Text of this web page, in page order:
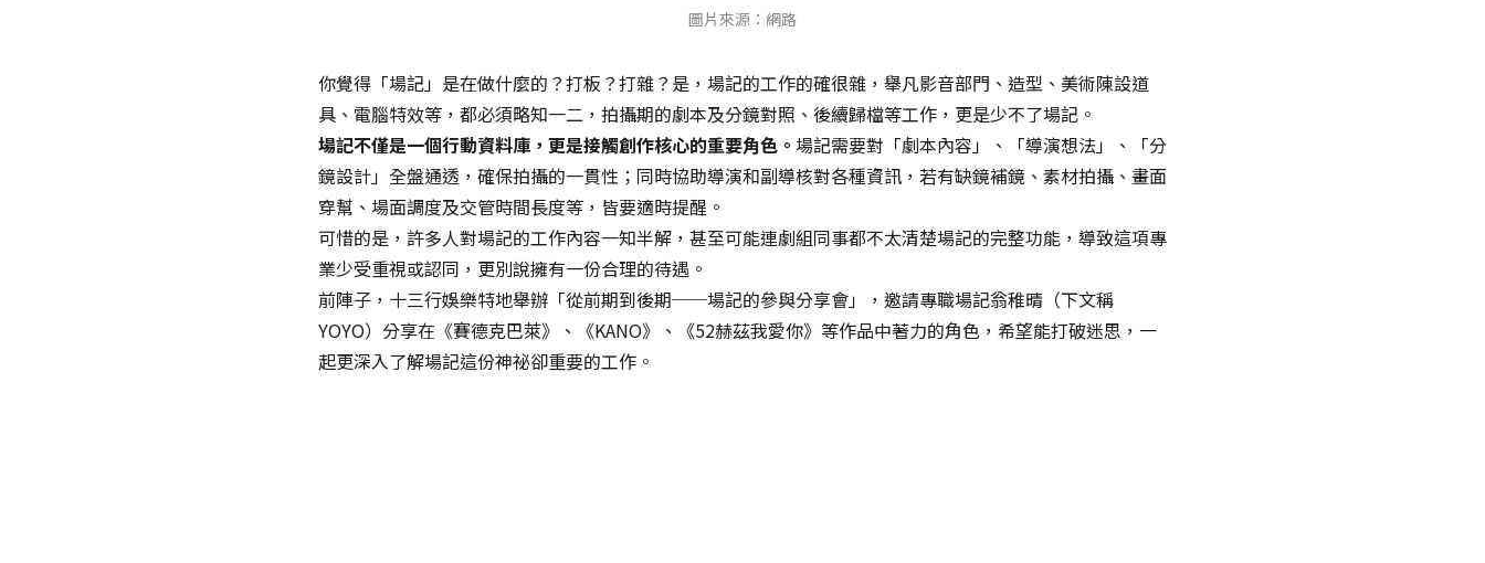
圖片來源：網路
你覺得「場記」是在做什麼的？打板？打雜？是，場記的工作的確很雜，舉凡影音部門、造型、美術陳設道
具、電腦特效等，都必須略知一二，拍攝期的劇本及分鏡對照、後續歸檔等工作，更是少不了場記。
場記不僅是一個行動資料庫，更是接觸創作核心的重要角色。 場記需要對「劇本內容」、「導演想法」、「分
鏡設計」全盤通透，確保拍攝的一貫性；同時協助導演和副導核對各種資訊，若有缺鏡補鏡、素材拍攝、畫面
穿幫、場面調度及交管時間長度等，皆要適時提醒。
可惜的是，許多人對場記的工作內容一知半解，甚至可能連劇組同事都不太清楚場記的完整功能，導致這項專
業少受重視或認同，更別說擁有一份合理的待遇。
前陣子，十三行娛樂特地舉辦「從前期到後期──場記的參與分享會」，邀請專職場記翁稚晴（下文稱
YOYO）分享在《賽德克巴萊》、《KANO》、《52赫茲我愛你》等作品中著力的角色，希望能打破迷思，一
起更深入了解場記這份神祕卻重要的工作。